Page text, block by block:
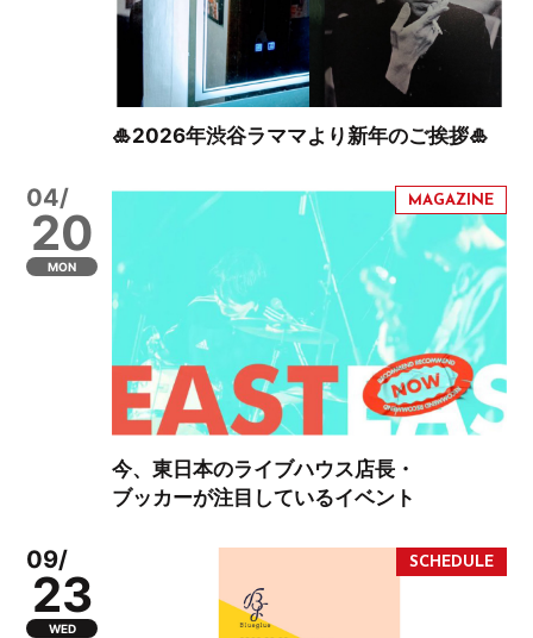
🎍2026年渋谷ラママより新年のご挨拶🎍
04/
20
MON
今、東日本のライブハウス店長・
ブッカーが注目しているイベント
09/
23
WED